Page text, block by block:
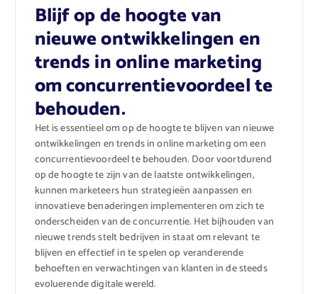
Blijf op de hoogte van
nieuwe ontwikkelingen en
trends in online marketing
om concurrentievoordeel te
behouden.
Het is essentieel om op de hoogte te blijven van nieuwe
ontwikkelingen en trends in online marketing om een
concurrentievoordeel te behouden. Door voortdurend
op de hoogte te zijn van de laatste ontwikkelingen,
kunnen marketeers hun strategieën aanpassen en
innovatieve benaderingen implementeren om zich te
onderscheiden van de concurrentie. Het bijhouden van
nieuwe trends stelt bedrijven in staat om relevant te
blijven en effectief in te spelen op veranderende
behoeften en verwachtingen van klanten in de steeds
evoluerende digitale wereld.